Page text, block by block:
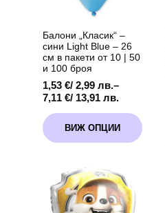
Балони „Класик“ –
сини Light Blue – 26
см в пакети от 10 | 50
и 100 броя
1,53 €/ 2,99 лв.–
7,11 €/ 13,91 лв.
Price
1,53 €
/
2,99 лв.
7,11 €
13,91 лв.
ВИЖ ОПЦИИ
This
product
has
variants.
options
may